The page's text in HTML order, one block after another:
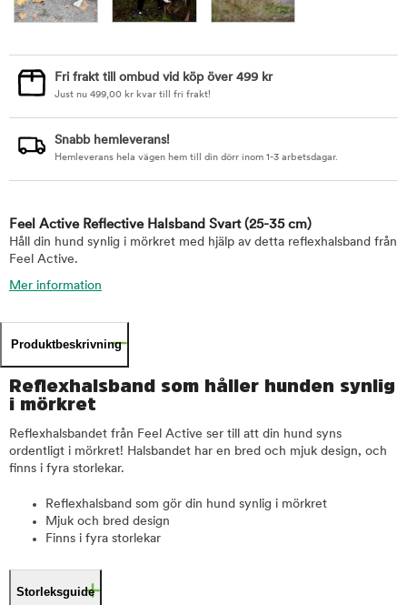
Fri frakt till ombud vid köp över 499 kr
Just nu 499,00 kr kvar till fri frakt!
Snabb hemleverans!
Hemleverans hela vägen hem till din dörr inom 1-3 arbetsdagar.
Feel Active Reflective Halsband Svart (25-35 cm)
Håll din hund synlig i mörkret med hjälp av detta reflexhalsband från
Feel Active.
Mer information
Produktbeskrivning
Reflexhalsband som håller hunden synlig
i mörkret
Reflexhalsbandet från Feel Active ser till att din hund syns
ordentligt i mörkret! Halsbandet har en bred och mjuk design, och
finns i fyra storlekar.
Reflexhalsband som gör din hund synlig i mörkret
Mjuk och bred design
Finns i fyra storlekar
Storleksguide